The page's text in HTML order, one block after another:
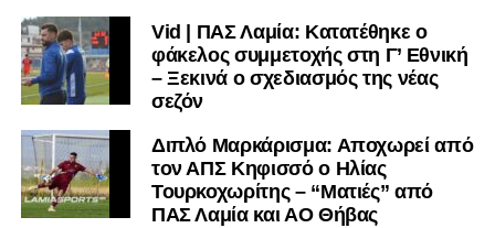
μαθαίνετε σε χρόνο dt όλα τα νέα.Vid | ΠΑΣ Λαμία: Κατατέθηκε ο
φάκελος συμμετοχής στη Γ’ Εθνική
– Ξεκινά ο σχεδιασμός της νέας
σεζόν
Διπλό Μαρκάρισμα: Αποχωρεί από
τον ΑΠΣ Κηφισσό ο Ηλίας
Τουρκοχωρίτης – “Ματιές” από
ΠΑΣ Λαμία και ΑΟ Θήβας